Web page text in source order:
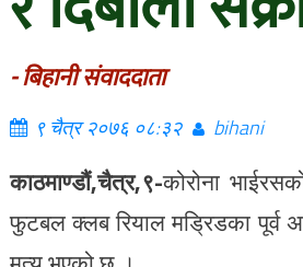
- बिहानी संवाददाता
९ चैत्र २०७६ ०८:३२ bihani
काठमाण्डौं,चैत्र,९-कोरोना
फुटबल क्लब रियाल मड्रिडका पूर्व